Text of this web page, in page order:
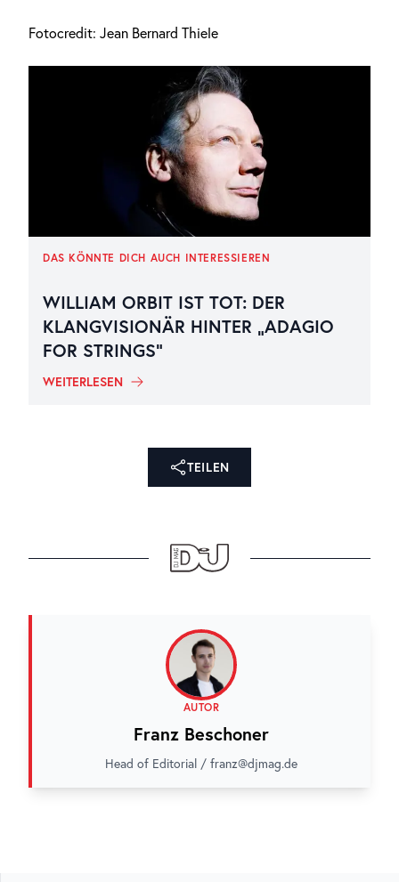
Fotocredit: Jean Bernard Thiele
DAS KÖNNTE DICH AUCH INTERESSIEREN
WILLIAM ORBIT IST TOT: DER
KLANGVISIONÄR HINTER „ADAGIO
FOR STRINGS“
WEITERLESEN
TEILEN
AUTOR
Franz Beschoner
Head of Editorial / franz@djmag.de